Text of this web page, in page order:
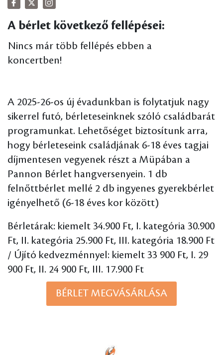
A bérlet következő fellépései:
Nincs már több fellépés ebben a
koncertben!
A 2025-26-os új évadunkban is folytatjuk nagy
sikerrel futó, bérleteseinknek szóló családbarát
programunkat. Lehetőséget biztosítunk arra,
hogy bérleteseink családjának 6-18 éves tagjai
díjmentesen vegyenek részt a Müpában a
Pannon Bérlet hangversenyein. 1 db
felnőttbérlet mellé 2 db ingyenes gyerekbérlet
igényelhető (6-18 éves kor között)
Bérletárak: kiemelt 34.900 Ft, I. kategória 30.900
Ft, II. kategória 25.900 Ft, III. kategória 18.900 Ft
/ Újító kedvezménnyel: kiemelt 33 900 Ft, I. 29
900 Ft, II. 24 900 Ft, III. 17.900 Ft
BÉRLET MEGVÁSÁRLÁSA